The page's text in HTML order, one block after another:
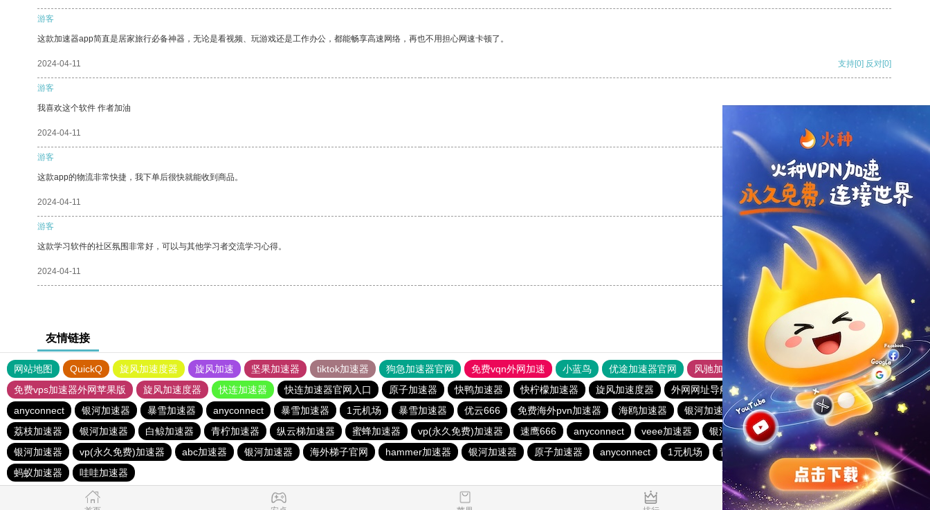
游客
这款加速器app简直是居家旅行必备神器，无论是看视频、玩游戏还是工作办公，都能畅享高速网络，再也不用担心网速卡顿了。
2024-04-11 支持[0] 反对[0]
游客
我喜欢这个软件 作者加油
2024-04-11 支持
游客
这款app的物流非常快捷，我下单后很快就能收到商品。
2024-04-11 支持[0] 反对[0]
游客
这款学习软件的社区氛围非常好，可以与其他学习者交流学习心得。
2024-04-11 支持[0] 反对[0]
友情链接
网站地图 QuickQ 旋风加速度器 旋风加速 坚果加速器 tiktok加速器 狗急加速器官网 免费vqn外网加速 小蓝鸟 优途加速器官网 风驰加速器
旋风加速器
免费vps加速器外网苹果版
旋风加速度器 快连加速器 快连加速器官网入口 原子加速器 快鸭加速器 快柠檬加速器 旋风加速度器 外网网址导航 软件中心
银河加速器
anyconnect
银河加速器 暴雪加速器 anyconnect 暴雪加速器 1元机场 暴雪加速器 优云666 免费海外pvn加速器 海鸥加速器 银河加速器 vp(永久免费)加速器
番石榴加速器
荔枝加速器
银河加速器 白鲸加速器 青柠加速器 纵云梯加速器 蜜蜂加速器 vp(永久免费)加速器 速鹰666 anyconnect veee加速器 银河加速器 暴雪加速器
银河加速器
银河加速器
vp(永久免费)加速器 abc加速器 银河加速器 海外梯子官网 hammer加速器 银河加速器 原子加速器 anyconnect 1元机场 青柠加速器
ikuuu.me加速器官网
蚂蚁加速器
哇哇加速器